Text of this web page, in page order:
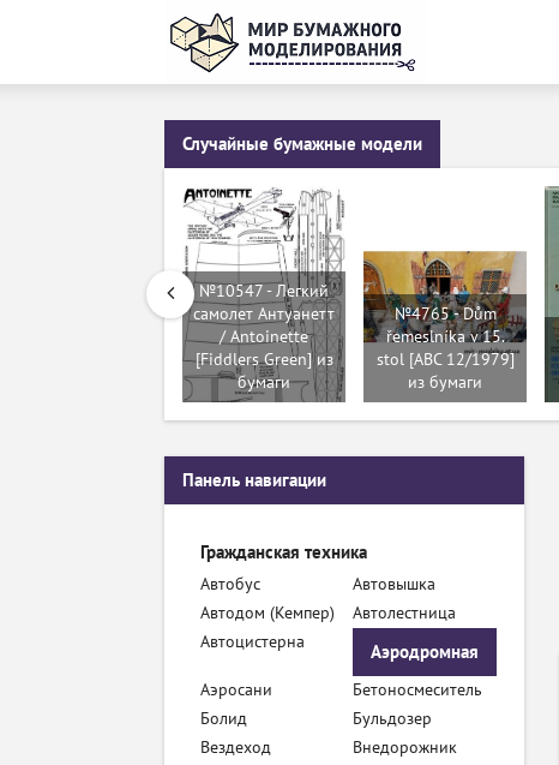
Случайные бумажные модели
№10547 - Легкий
самолет Антуанетт
/ Antoinette
[Fiddlers Green] из
бумаги
№4765 - Dům
řemeslníka v 15.
stol [ABC 12/1979]
из бумаги
Панель навигации
Гражданская техника
Автобус
Автовышка
Автодом (Кемпер)
Автолестница
Автоцистерна
Аэродромная
техника
Аэросани
Бетоносмеситель
Болид
Бульдозер
Вездеход
Внедорожник